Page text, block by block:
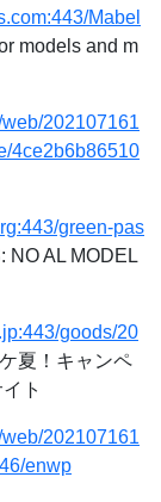
Mabel
models and m
202107161
4ce2b6b86510
green-pas
AL MODEL
goods/20
夏！キャンペ
ト
202107161
enwp